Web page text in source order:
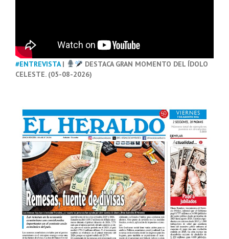
#ENTREVISTA|
DESTACA GRAN MOMENTO DEL ÍDOLO
CELESTE. (05-08-2026)